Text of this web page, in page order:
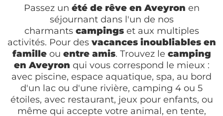
Passez un été de rêve en Aveyron en
séjournant dans l'un de nos
charmants campingset aux multiples
activités. Pour des vacances inoubliables en
familleou entre amis. Trouvez le camping
en Aveyron qui vous correspond le mieux :
avec piscine, espace aquatique, spa, au bord
d'un lac ou d'une rivière, camping 4 ou 5
étoiles, avec restaurant, jeux pour enfants, ou
même qui accepte votre animal, en tente,